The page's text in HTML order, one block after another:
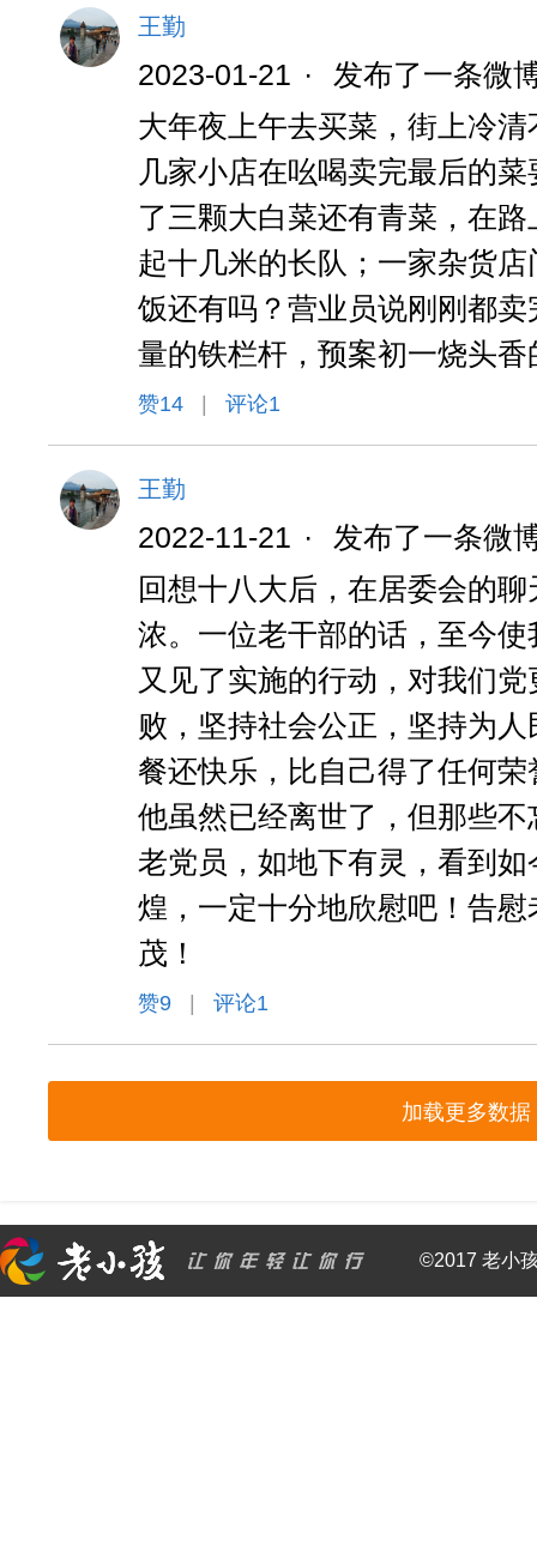
王勤
2023-01-21 ·
发布了一条微
大年夜上午去买菜，街上冷
几家小店在吆喝卖完最后的
了三颗大白菜还有青菜，在
起十几米的长队；一家杂货
饭还有吗？营业员说刚刚都
量的铁栏杆，预案初一烧头
赞14 评论1
王勤
2022-11-21 ·
发布了一条微
回想十八大后，在居委会的
浓。一位老干部的话，至今
又见了实施的行动，对我们
败，坚持社会公正，坚持为
餐还快乐，比自己得了任何
他虽然已经离世了，但那些
老党员，如地下有灵，看到
煌，一定十分地欣慰吧！告
茂！
赞9 评论1
加载更多数据
©2017 老小